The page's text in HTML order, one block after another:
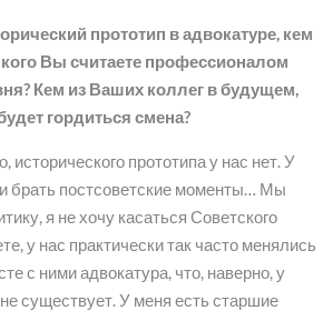
прототип в адвокатуре, кем
Вы считаете профессионалом
Кем из Ваших коллег в будущем,
гордиться смена?
исторического прототипа у нас нет. У
брать постсоветские моменты… Мы
я не хочу касаться Советского
у нас практически так часто менялись
с ними адвокатура, что, наверно, у
существует. У меня есть старшие